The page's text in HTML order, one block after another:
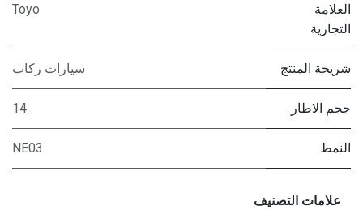
العلامة
التجارية
Toyo
شريحة المنتج سيارات ركاب
ججم الاطار 14
النمط NE03
علامات التصنيف